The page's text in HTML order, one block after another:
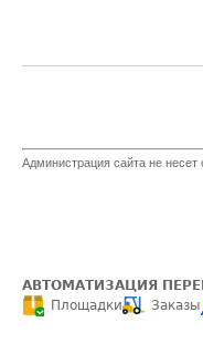
Администрация сайта не
АВТОМАТИЗАЦИЯ
Площадки
Заказы